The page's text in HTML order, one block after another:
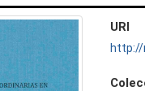
URI
http://